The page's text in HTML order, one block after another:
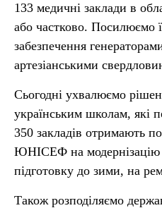
133 медичні заклади в
або частково. Посилюємо
забезпечення
артезіанськими
Сьогодні ухвалюємо
українським школам, які
350 закладів отримають
ЮНІСЕФ на модернізацію
підготовку до зими, на
Також розподіляємо